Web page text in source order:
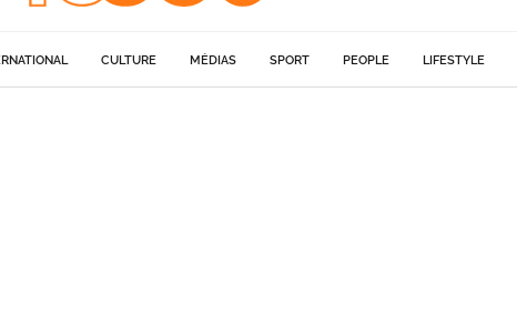
CULTURE MÉDIAS SPORT PEOPLE LIFESTYLE